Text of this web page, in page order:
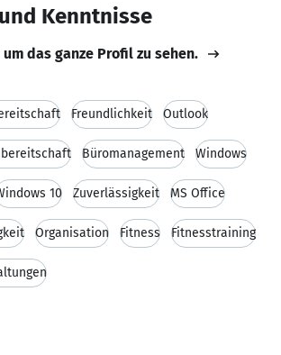
Kenntnisse
das ganze Profil zu sehen.
Freundlichkeit Outlook
Büromanagement Windows
10 Zuverlässigkeit MS Office
Organisation Fitness Fitnesstraining